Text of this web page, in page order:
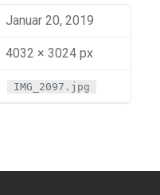
Januar 20, 2019
4032 × 3024 px
IMG_2097.jpg